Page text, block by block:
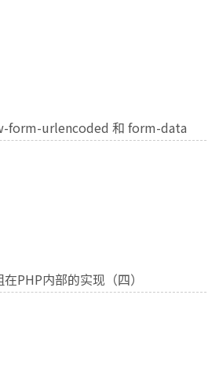
form-urlencoded 和 form-data
在PHP内部的实现（四）